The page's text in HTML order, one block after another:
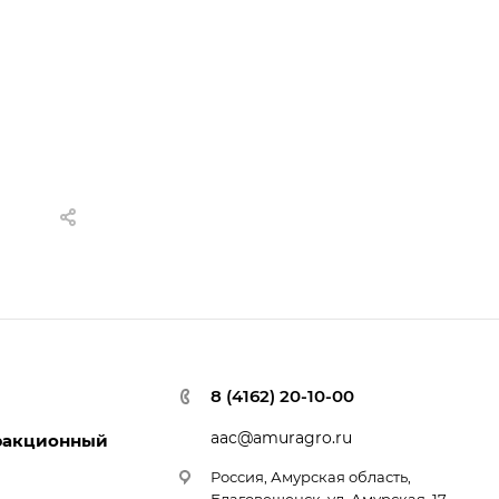
8 (4162) 20-10-00
aac@amuragro.ru
Россия, Амурская область,